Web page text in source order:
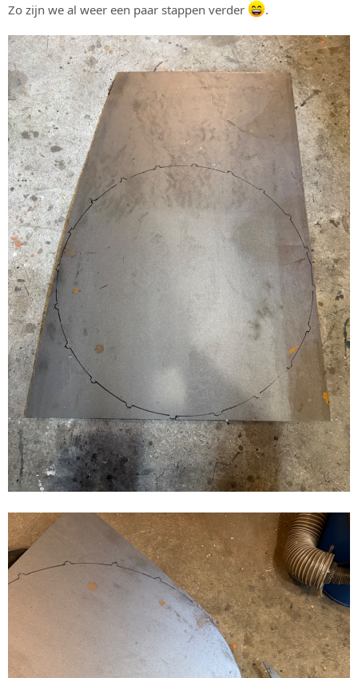
Zo zijn we al weer een paar stappen verder
.